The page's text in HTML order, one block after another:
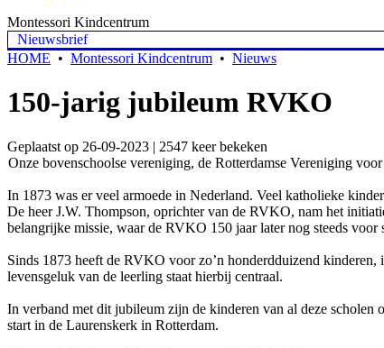
Montessori Kindcentrum
Nieuwsbrief
HOME • Montessori Kindcentrum • Nieuws
150-jarig jubileum RVKO
Geplaatst op 26-09-2023 | 2547 keer bekeken
Onze bovenschoolse vereniging, de Rotterdamse Vereniging
In 1873 was er veel armoede in Nederland. Veel katholieke
De heer J.W. Thompson, oprichter van de RVKO, nam het
belangrijke missie, waar de RVKO 150 jaar later nog steeds voor
Sinds 1873 heeft de RVKO voor zo’n honderdduizend
levensgeluk van de leerling staat hierbij centraal.
In verband met dit jubileum zijn de kinderen van al deze
start in de Laurenskerk in Rotterdam.